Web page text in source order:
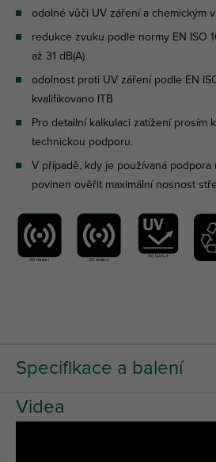
odolné vůči UV záření a chemickým
redukce zvuku podle normy EN ISO
až 31 dB(A)
odolnost proti UV záření podle EN
kvalifikovano ITB
Pro detailní kalkulaci zatížení prosím
technickou podporu.
V případě, kdy je používaná podpora
povinen ověřit maximální nosnost
Specifikace a balení
Videa